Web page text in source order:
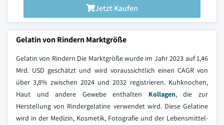
Jetzt Kaufen
Gelatin von Rindern Marktgröße
Gelatin von Rindern Die Marktgröße wurde im Jahr 2023 auf 1,46
Mrd. USD geschätzt und wird voraussichtlich einen CAGR von
über 3,8% zwischen 2024 und 2032 registrieren. Kuhknochen,
Haut und andere Gewebe enthalten Kollagen, die zur
Herstellung von Rindergelatine verwendet wird. Diese Gelatine
wird in der Medizin, Kosmetik, Fotografie und der Lebensmittel-